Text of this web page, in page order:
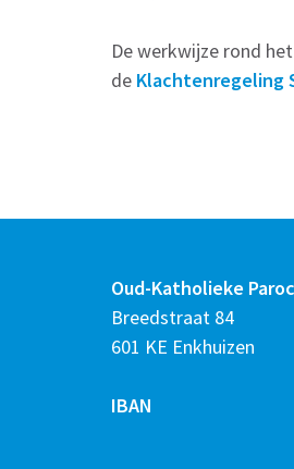
De werkwijze rond
de Klachtenregeling
Oud-Katholieke
Breedstraat 84
601 KE Enkhuizen
IBAN